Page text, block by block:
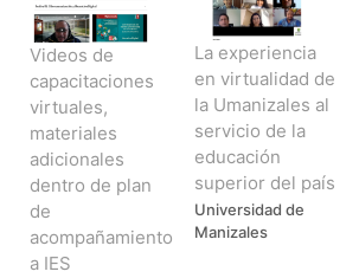
Videos de
capacitaciones
virtuales,
materiales
adicionales
dentro de plan
de
acompañamiento
a IES
La experiencia
en virtualidad de
la Umanizales al
servicio de la
educación
superior del país
Universidad de
Manizales